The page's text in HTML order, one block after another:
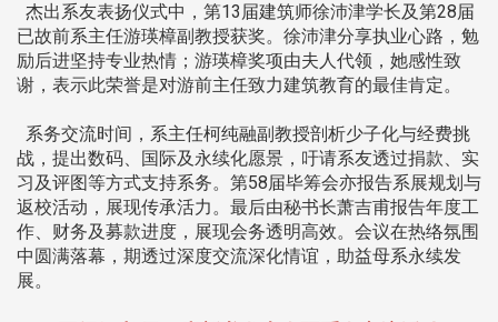
杰出系友表扬仪式中，第13届建筑师徐沛津学长及第28届
已故前系主任游瑛樟副教授获奖。徐沛津分享执业心路，勉
励后进坚持专业热情；游瑛樟奖项由夫人代领，她感性致
谢，表示此荣誉是对游前主任致力建筑教育的最佳肯定。
系务交流时间，系主任柯纯融副教授剖析少子化与经费挑
战，提出数码、国际及永续化愿景，吁请系友透过捐款、实
习及评图等方式支持系务。第58届毕筹会亦报告系展规划与
返校活动，展现传承活力。最后由秘书长萧吉甫报告年度工
作、财务及募款进度，展现会务透明高效。会议在热络氛围
中圆满落幕，期透过深度交流深化情谊，助益母系永续发
展。